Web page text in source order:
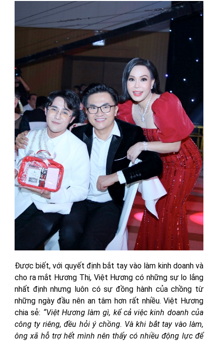
Được biết, với quyết định bắt tay vào làm kinh doanh và
cho ra mắt Hương Thị, Việt Hương có những sự lo lắng
nhất định nhưng luôn có sự đồng hành của chồng từ
những ngày đầu nên an tâm hơn rất nhiều. Việt Hương
chia sẻ: “Việt Hương làm gì, kể cả việc kinh doanh của
công ty riêng, đều hỏi ý chồng. Và khi bắt tay vào làm,
ông xã hỗ trợ hết mình nên thấy có nhiều động lực để